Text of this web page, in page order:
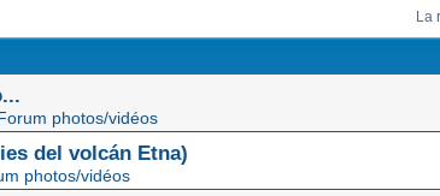
La
photos/vidéos
del volcán Etna)
photos/vidéos